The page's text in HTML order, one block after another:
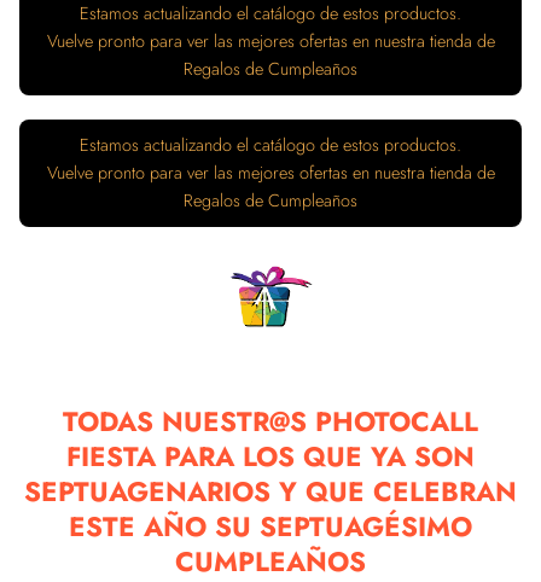
Estamos actualizando el catálogo de estos productos.
Vuelve pronto para ver las mejores ofertas en nuestra tienda de
Regalos de Cumpleaños
Estamos actualizando el catálogo de estos productos.
Vuelve pronto para ver las mejores ofertas en nuestra tienda de
Regalos de Cumpleaños
TODAS NUESTR@S PHOTOCALL
FIESTA PARA LOS QUE YA SON
SEPTUAGENARIOS Y QUE CELEBRAN
ESTE AÑO SU SEPTUAGÉSIMO
CUMPLEAÑOS